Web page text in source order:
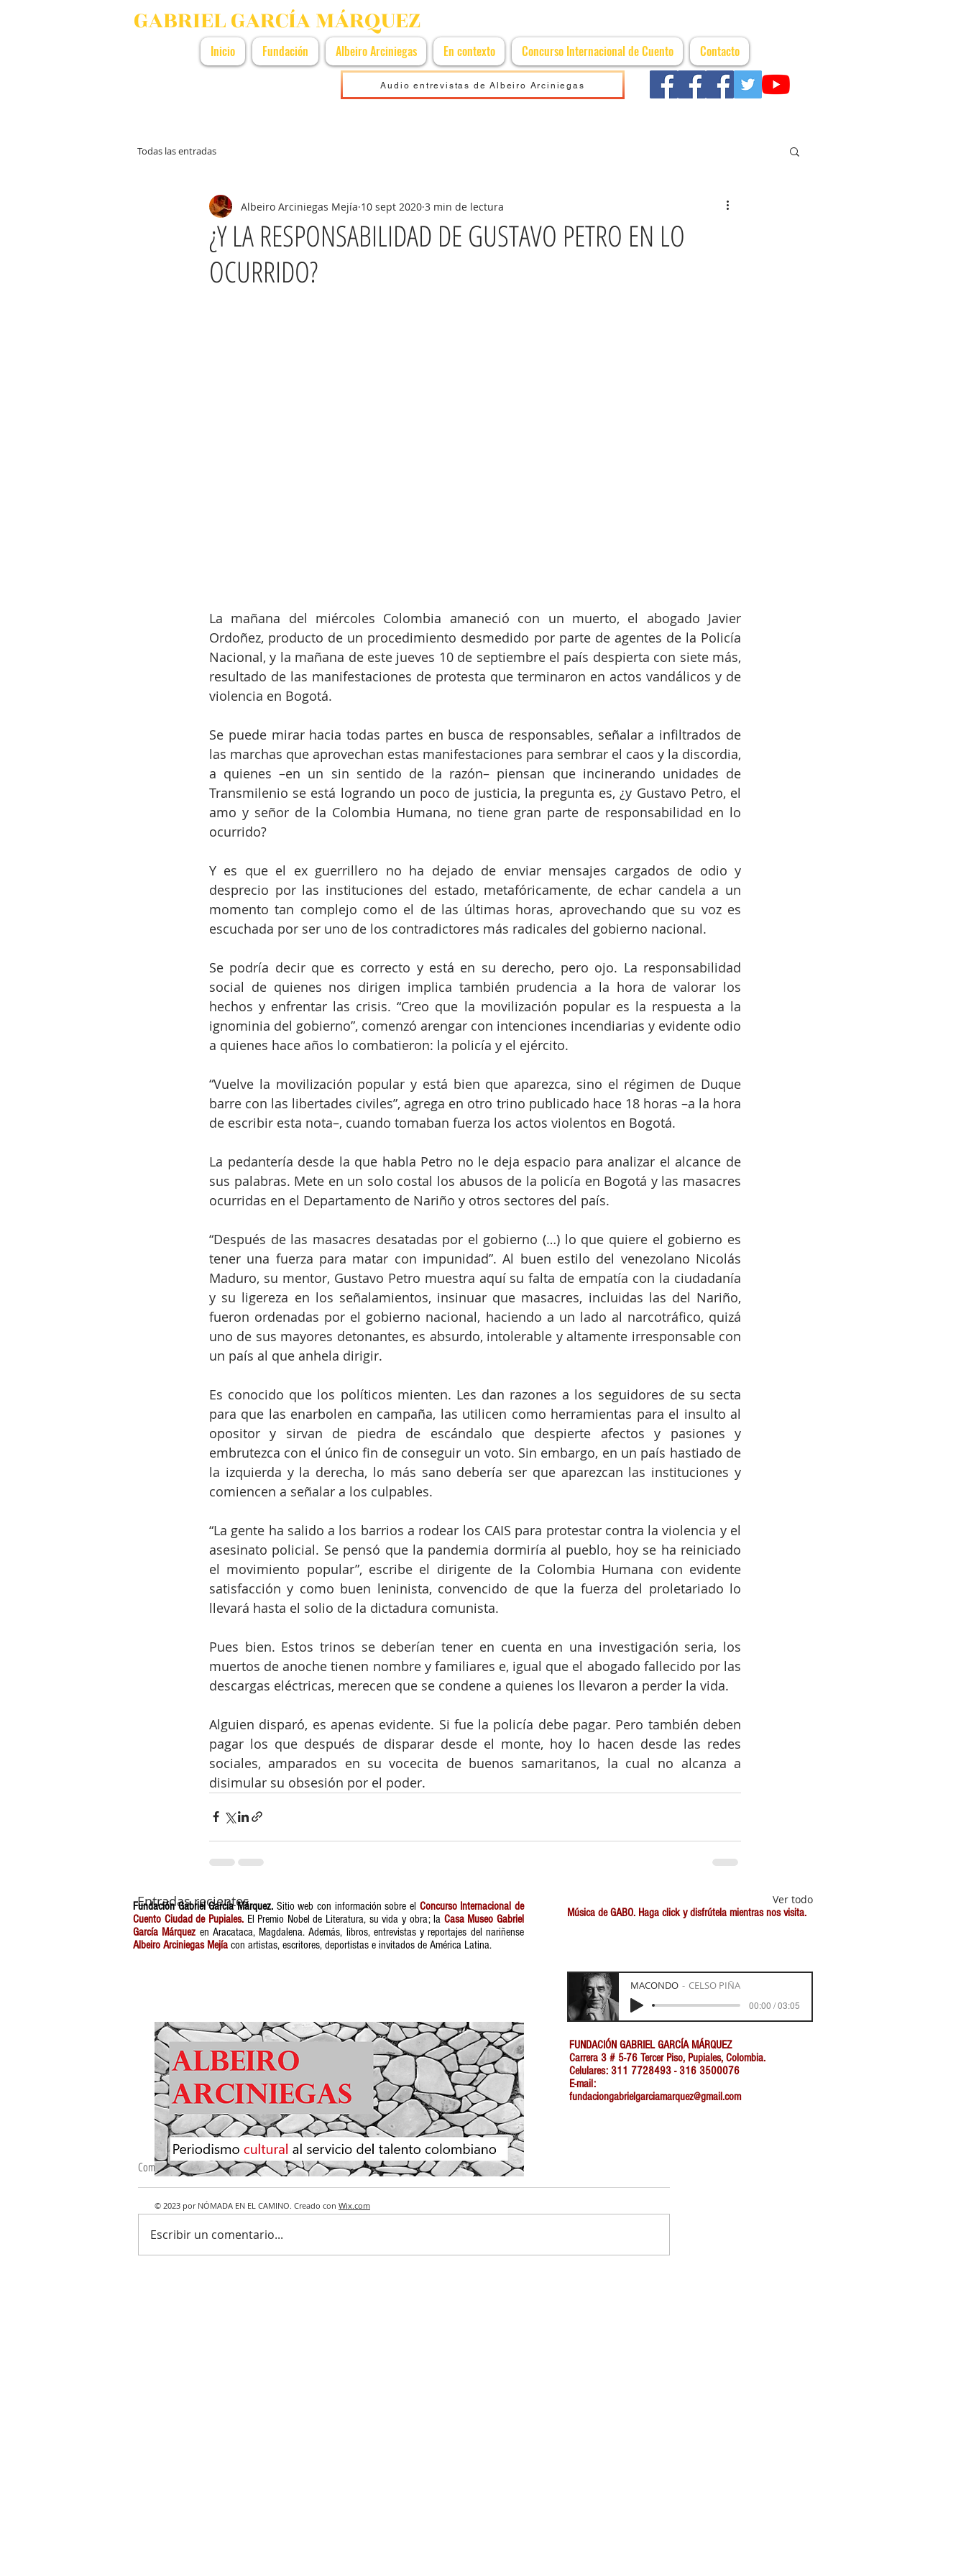
GABRIEL GARCÍA MÁRQUEZ
Inicio Fundación Albeiro Arciniegas En contexto Concurso Internacional de Cuento Contacto
Audio entrevistas de Albeiro Arciniegas
Todas las entradas
¿Y LA RESPONSABILIDAD DE GUSTAVO PETRO EN LO
OCURRIDO?
Albeiro Arciniegas Mejía 10 sept 2020 3 min de lectura
La mañana del miércoles Colombia amaneció con un muerto, el abogado Javier
Ordoñez, producto de un procedimiento desmedido por parte de agentes de la Policía
Nacional, y la mañana de este jueves 10 de septiembre el país despierta con siete más,
resultado de las manifestaciones de protesta que terminaron en actos vandálicos y de
violencia en Bogotá.
Se puede mirar hacia todas partes en busca de responsables, señalar a infiltrados de
las marchas que aprovechan estas manifestaciones para sembrar el caos y la discordia,
a quienes –en un sin sentido de la razón– piensan que incinerando unidades de
Transmilenio se está logrando un poco de justicia, la pregunta es, ¿y Gustavo Petro, el
amo y señor de la Colombia Humana, no tiene gran parte de responsabilidad en lo
ocurrido?
Y es que el ex guerrillero no ha dejado de enviar mensajes cargados de odio y
desprecio por las instituciones del estado, metafóricamente, de echar candela a un
momento tan complejo como el de las últimas horas, aprovechando que su voz es
escuchada por ser uno de los contradictores más radicales del gobierno nacional.
Se podría decir que es correcto y está en su derecho, pero ojo. La responsabilidad
social de quienes nos dirigen implica también prudencia a la hora de valorar los
hechos y enfrentar las crisis. “Creo que la movilización popular es la respuesta a la
ignominia del gobierno”, comenzó arengar con intenciones incendiarias y evidente odio
a quienes hace años lo combatieron: la policía y el ejército.
“Vuelve la movilización popular y está bien que aparezca, sino el régimen de Duque
barre con las libertades civiles”, agrega en otro trino publicado hace 18 horas –a la hora
de escribir esta nota–, cuando tomaban fuerza los actos violentos en Bogotá.
La pedantería desde la que habla Petro no le deja espacio para analizar el alcance de
sus palabras. Mete en un solo costal los abusos de la policía en Bogotá y las masacres
ocurridas en el Departamento de Nariño y otros sectores del país.
“Después de las masacres desatadas por el gobierno (…) lo que quiere el gobierno es
tener una fuerza para matar con impunidad”. Al buen estilo del venezolano Nicolás
Maduro, su mentor, Gustavo Petro muestra aquí su falta de empatía con la ciudadanía
y su ligereza en los señalamientos, insinuar que masacres, incluidas las del Nariño,
fueron ordenadas por el gobierno nacional, haciendo a un lado al narcotráfico, quizá
uno de sus mayores detonantes, es absurdo, intolerable y altamente irresponsable con
un país al que anhela dirigir.
Es conocido que los políticos mienten. Les dan razones a los seguidores de su secta
para que las enarbolen en campaña, las utilicen como herramientas para el insulto al
opositor y sirvan de piedra de escándalo que despierte afectos y pasiones y
embrutezca con el único fin de conseguir un voto. Sin embargo, en un país hastiado de
la izquierda y la derecha, lo más sano debería ser que aparezcan las instituciones y
comiencen a señalar a los culpables.
“La gente ha salido a los barrios a rodear los CAIS para protestar contra la violencia y el
asesinato policial. Se pensó que la pandemia dormiría al pueblo, hoy se ha reiniciado
el movimiento popular”, escribe el dirigente de la Colombia Humana con evidente
satisfacción y como buen leninista, convencido de que la fuerza del proletariado lo
llevará hasta el solio de la dictadura comunista.
Pues bien. Estos trinos se deberían tener en cuenta en una investigación seria, los
muertos de anoche tienen nombre y familiares e, igual que el abogado fallecido por las
descargas eléctricas, merecen que se condene a quienes los llevaron a perder la vida.
Alguien disparó, es apenas evidente. Si fue la policía debe pagar. Pero también deben
pagar los que después de disparar desde el monte, hoy lo hacen desde las redes
sociales, amparados en su vocecita de buenos samaritanos, la cual no alcanza a
disimular su obsesión por el poder.
Entradas recientes Ver todo
Comentarios
Escribir un comentario...
Fundación Gabriel García Márquez. Sitio web con información sobre el Concurso Internacional de
Cuento Ciudad de Pupiales.El Premio Nobel de Literatura, su vida y obra; la Casa Museo Gabriel
García Márquez en Aracataca, Magdalena. Además, libros, entrevistas y reportajes del nariñense
Albeiro Arciniegas Mejía con artistas, escritores, deportistas e invitados de América Latina.
Música de GABO. Haga click y disfrútela mientras nos visita.
MACONDO CELSO PIÑA
00:00 / 03:05
FUNDACIÓN GABRIEL GARCÍA MÁRQUEZ
Carrera 3 # 5-76 Tercer Piso, Pupiales, Colombia.
Celulares: 311 7728493 - 316 3500076
E-mail:
fundaciongabrielgarciamarquez@gmail.com
© 2023 por NÓMADA EN EL CAMINO. Creado con Wix.com